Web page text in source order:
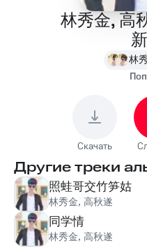
林秀金, 高
林
Поп
Скачать
Другие треки
照蛙哥交竹笋姑
林秀金, 高秋遂
同学情
林秀金, 高秋遂